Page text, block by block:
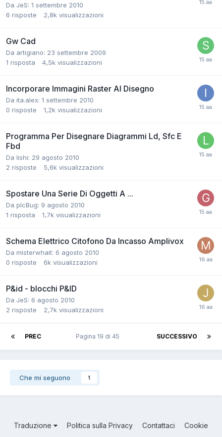
Da JeS: 1 settembre 2010
6 risposte 2,8k visualizzazioni
Gw Cad
Da artigiano: 23 settembre 2009
1 risposta 4,5k visualizzazioni
Incorporare Immagini Raster Al Disegno
Da ita.alex: 1 settembre 2010
0 risposte 1,2k visualizzazioni
Programma Per Disegnare Diagrammi Ld, Sfc E
Fbd
Da lishi: 29 agosto 2010
2 risposte 5,6k visualizzazioni
Spostare Una Serie Di Oggetti A ...
Da plcBug: 9 agosto 2010
1 risposta 1,7k visualizzazioni
Schema Elettrico Citofono Da Incasso Amplivox
Da misterwhait: 6 agosto 2010
0 risposte 6k visualizzazioni
P&id - blocchi P&ID
Da JeS: 6 agosto 2010
2 risposte 2,7k visualizzazioni
PREC SUCCESSIVO
Pagina 19 di 45
Che mi seguono 1
Traduzione Politica sulla Privacy Contattaci Cookie